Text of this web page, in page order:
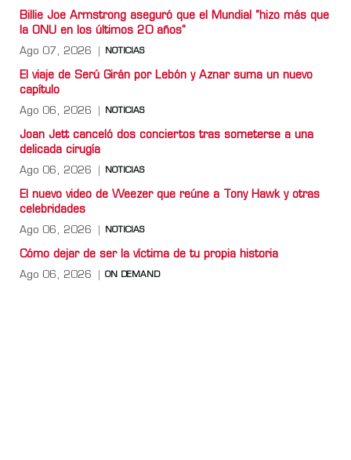
Billie Joe Armstrong aseguró que el Mundial “hizo más que
la ONU en los últimos 20 años”
Ago 07, 2026 NOTICIAS
El viaje de Serú Girán por Lebón y Aznar suma un nuevo
capítulo
Ago 06, 2026 NOTICIAS
Joan Jett canceló dos conciertos tras someterse a una
delicada cirugía
Ago 06, 2026 NOTICIAS
El nuevo video de Weezer que reúne a Tony Hawk y otras
celebridades
Ago 06, 2026 NOTICIAS
Cómo dejar de ser la víctima de tu propia historia
Ago 06, 2026 ON DEMAND